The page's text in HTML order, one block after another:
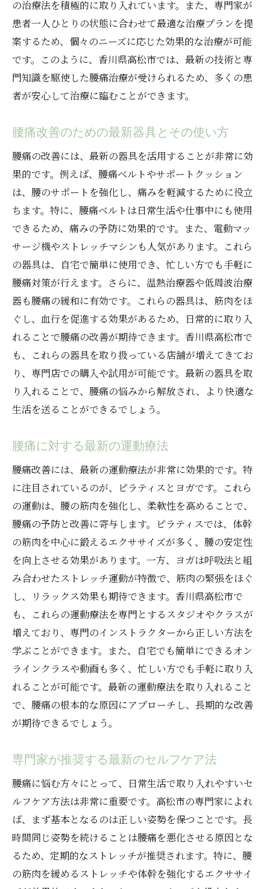
の治療法を積極的に取り入れています。また、専門家が
患者一人ひとりの状態に合わせて最適な治療プランを提
案するため、個々のニーズに応じた効果的な治療が可能
です。このように、香川県高松市では、最新の技術と専
門知識を駆使した腰痛治療が受けられるため、多くの患
者が安心して治療に臨むことができます。
腰痛改善のための最新器具とその使い方
腰痛の改善には、最新の器具を活用することが非常に効
果的です。例えば、腰痛ベルトやサポートクッション
は、腰のサポートを強化し、痛みを軽減するために役立
ちます。特に、腰痛ベルトは日常生活や仕事中にも使用
できるため、痛みの予防に効果的です。また、電動マッ
サージ機やストレッチマシンも人気があります。これら
の器具は、自宅で簡単に使用でき、忙しい方でも手軽に
腰痛対策が行えます。さらに、温熱治療器や低周波治療
器も腰痛の緩和に有効です。これらの器具は、筋肉をほ
ぐし、血行を促進する効果があるため、日常的に取り入
れることで腰痛の改善が期待できます。香川県高松市で
も、これらの器具を取り扱っている店舗が増えてきてお
り、専門店での購入や試用が可能です。最新の器具を取
り入れることで、腰痛の悩みから解放され、より快適な
生活を送ることができるでしょう。
腰痛に対する最新の運動療法
腰痛改善には、最新の運動療法が非常に効果的です。特
に注目されているのが、ピラティスとヨガです。これら
の運動は、腰の筋肉を強化し、柔軟性を高めることで、
腰痛の予防と改善に寄与します。ピラティスでは、体幹
の筋肉を中心に鍛えるエクササイズが多く、腰の安定性
を向上させる効果があります。一方、ヨガは呼吸法と組
み合わせたストレッチ運動が特徴で、筋肉の緊張をほぐ
し、リラックス効果も期待できます。香川県高松市で
も、これらの運動療法を専門とするスタジオやクラスが
増えており、専門のインストラクターから正しい方法を
学ぶことができます。また、自宅でも簡単にできるオン
ラインクラスや動画も多く、忙しい方でも手軽に取り入
れることが可能です。最新の運動療法を取り入れること
で、腰痛の根本的な原因にアプローチし、長期的な改善
が期待できるでしょう。
専門家が推奨する最新のセルフケア法
腰痛に悩む方々にとって、日常生活で取り入れやすいセ
ルフケア方法は非常に重要です。高松市の専門家によれ
ば、まず基本となるのは正しい姿勢を保つことです。長
時間同じ姿勢を続けることは腰痛を悪化させる原因とな
るため、定期的なストレッチが推奨されます。特に、腰
の筋肉を緩めるストレッチや体幹を強化するエクササイ